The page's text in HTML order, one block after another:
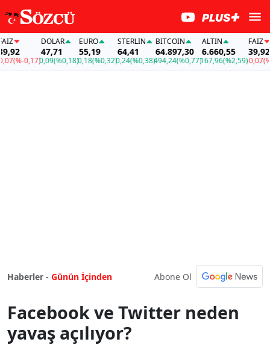
0,17)
DOLAR
47,71
0,09(%0,18)
EURO
55,19
0,18(%0,32)
STERLIN
64,41
0,24(%0,38)
BITCOIN
64.897,30
494,24(%0,77)
ALTIN
6.660,55
167,96(%2,59)
39,92
-0,07(%-
Haberler - Günün İçinden Abone Ol
Facebook ve Twitter neden
yavaş açılıyor?